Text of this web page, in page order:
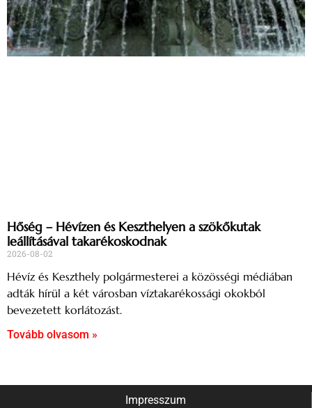
Hőség – Hévízen és Keszthelyen a szökőkutak
leállításával takarékoskodnak
2026-08-02
Hévíz és Keszthely polgármesterei a közösségi médiában
adták hírül a két városban víztakarékossági okokból
bevezetett korlátozást.
Tovább olvasom »
Impresszum